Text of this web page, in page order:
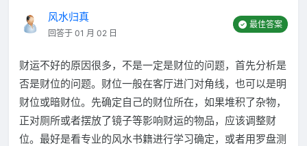
风水归真
回答于 01 月 02 日
最佳答案
财运不好的原因很多，不是一定是财位的问题，首先分析是
否是财位的问题。财位一般在客厅进门对角线，也可以是明
财位或暗财位。先确定自己的财位所在，如果堆积了杂物，
正对厕所或者摆放了镜子等影响财运的物品，应该调整财
位。最好是看专业的风水书籍进行学习确定，或者用罗盘测